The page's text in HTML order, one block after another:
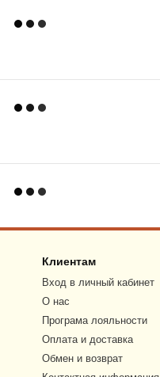
Клиентам
Вход в личный кабинет
О нас
Програма лояльности
Оплата и доставка
Обмен и возврат